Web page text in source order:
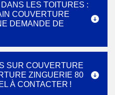
LES TOITURES :
COUVERTURE
DEMANDE DE
SUR COUVERTURE
ZINGUERIE 80
À CONTACTER !